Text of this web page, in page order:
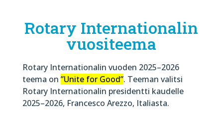
Rotary Internationalin
vuositeema
Rotary Internationalin vuoden 2025–2026
teema on ”Unite for Good”. Teeman valitsi
Rotary Internationalin presidentti kaudelle
2025–2026, Francesco Arezzo, Italiasta.